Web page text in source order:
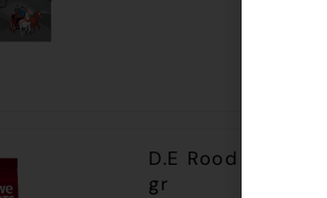
D.E Rood
gr